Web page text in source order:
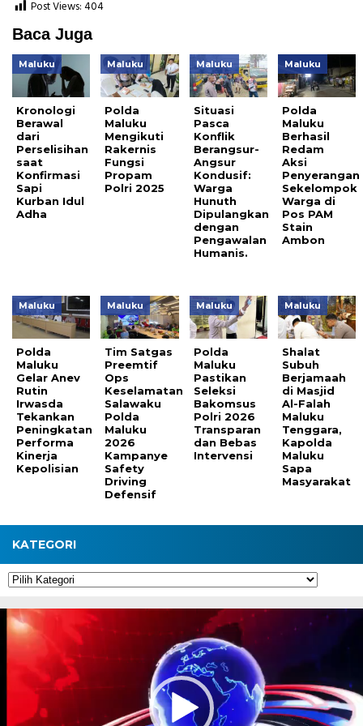
Post Views:404
Baca Juga
Maluku
Kronologi
Berawal
dari
Perselisihan
saat
Konfirmasi
Sapi
Kurban Idul
Adha
Maluku
Polda
Maluku
Mengikuti
Rakernis
Fungsi
Propam
Polri 2025
Maluku
Situasi
Pasca
Konflik
Berangsur-
Angsur
Kondusif:
Warga
Hunuth
Dipulangkan
dengan
Pengawalan
Humanis.
Maluku
Polda
Maluku
Berhasil
Redam
Aksi
Penyerangan
Sekelompok
Warga di
Pos PAM
Stain
Ambon
Maluku
Polda
Maluku
Gelar Anev
Rutin
Irwasda
Tekankan
Peningkatan
Performa
Kinerja
Kepolisian
Maluku
Tim Satgas
Preemtif
Ops
Keselamatan
Salawaku
Polda
Maluku
2026
Kampanye
Safety
Driving
Defensif
Maluku
Polda
Maluku
Pastikan
Seleksi
Bakomsus
Polri 2026
Transparan
dan Bebas
Intervensi
Maluku
Shalat
Subuh
Berjamaah
di Masjid
Al-Falah
Maluku
Tenggara,
Kapolda
Maluku
Sapa
Masyarakat
KATEGORI
Kategori
Pemutar
Video